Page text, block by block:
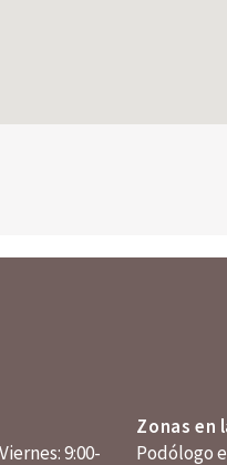
9:00-
Zonas en
Podólogo